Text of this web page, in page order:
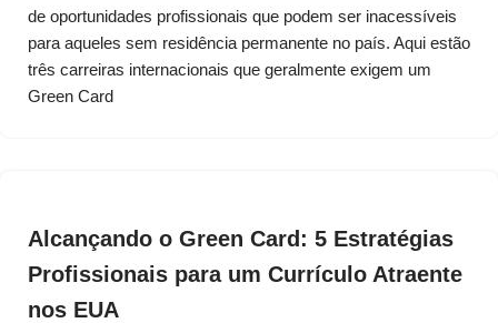
de oportunidades profissionais que podem ser inacessíveis
para aqueles sem residência permanente no país. Aqui estão
três carreiras internacionais que geralmente exigem um
Green Card
Alcançando o Green Card: 5 Estratégias
Profissionais para um Currículo Atraente
nos EUA